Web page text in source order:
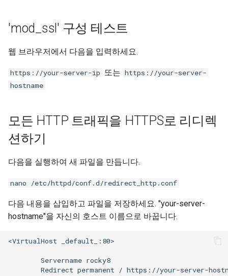
'mod_ssl' 구성 테스트
웹 브라우저에서 다음을 입력하세요.
https://your-server-ip 또는 https://your-server-
hostname
모든 HTTP 트래픽을 HTTPS로 리디렉
션하기
다음을 실행하여 새 파일을 만듭니다.
nano /etc/httpd/conf.d/redirect_http.conf
다음 내용을 삽입하고 파일을 저장하세요. "your-server-
hostname"을 자신의 호스트 이름으로 바꿉니다.
<VirtualHost _default_:80>
        Servername rocky8
Redirect permanent / https://your-server-